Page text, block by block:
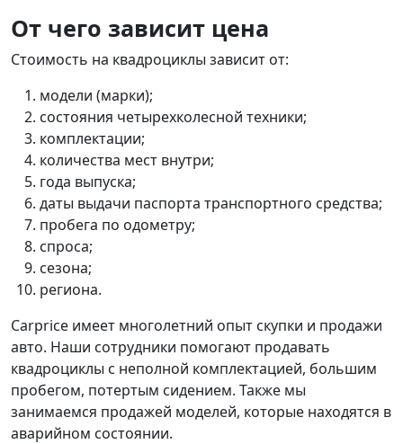
От чего зависит цена
Стоимость на квадроциклы зависит от:
модели (марки);
состояния четырехколесной техники;
комплектации;
количества мест внутри;
года выпуска;
даты выдачи паспорта транспортного средства;
пробега по одометру;
спроса;
сезона;
региона.
Carprice имеет многолетний опыт скупки и продажи
авто. Наши сотрудники помогают продавать
квадроциклы с неполной комплектацией, большим
пробегом, потертым сидением. Также мы
занимаемся продажей моделей, которые находятся в
аварийном состоянии.